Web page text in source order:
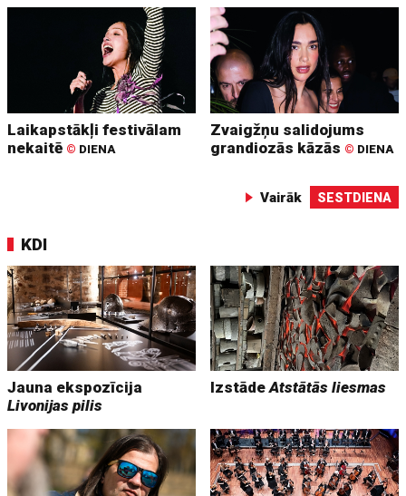
Laikapstākļi festivālam
nekaitē © DIENA
Zvaigžņu salidojums
grandiozās kāzās © DIENA
Vairāk SESTDIENA
KDI
Jauna ekspozīcija
Livonijas pilis
IzstādeAtstātās liesmas